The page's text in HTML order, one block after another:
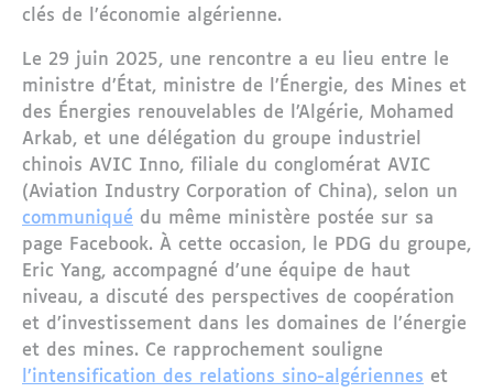
clés de l’économie algérienne.
Le 29 juin 2025, une rencontre a eu lieu entre le
ministre d’État, ministre de l’Énergie, des Mines et
des Énergies renouvelables de l’Algérie, Mohamed
Arkab, et une délégation du groupe industriel
chinois AVIC Inno, filiale du conglomérat AVIC
(Aviation Industry Corporation of China), selon un
communiqué du même ministère postée sur sa
page Facebook. À cette occasion, le PDG du groupe,
Eric Yang, accompagné d'une équipe de haut
niveau, a discuté des perspectives de coopération
et d’investissement dans les domaines de l’énergie
et des mines. Ce rapprochement souligne
l’intensification des relations sino-algériennes et